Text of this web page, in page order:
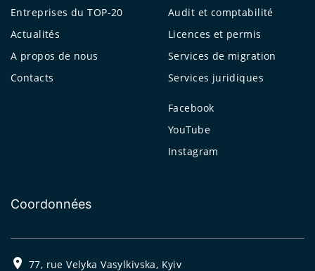
Entreprises du TOP-20
Actualités
A propos de nous
Contacts
Audit et comptabilité
Licences et permis
Services de migration
Services juridiques
Facebook
YouTube
Instagram
Coordonnées
77, rue Velyka Vasylkivska, Kyiv